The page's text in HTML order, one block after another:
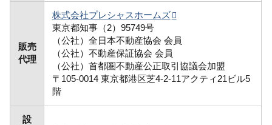
販売
代理
株式会社プレシャスホームズ
東京都知事（2）95749号
（公社）全日本不動産協会 会員
（公社）不動産保証協会 会員
（公社）首都圏不動産公正取引協議会加盟
〒105-0014 東京都港区芝4-2-11アクティ21ビル5
階
設